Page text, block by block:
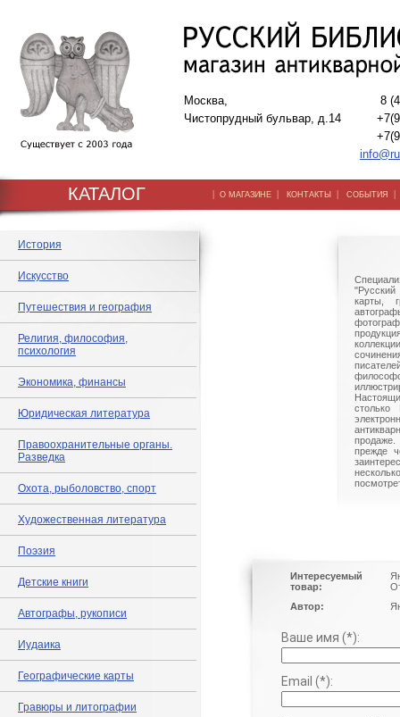
Москва,
Чистопрудный бульвар, д.14
8
КАТАЛОГ | О МАГАЗИНЕ | КОНТАКТЫ | СОБЫТИЯ
История
Искусство
Путешествия и география
Религия, философия,
психология
Экономика, финансы
Юридическая литература
Правоохранительные органы.
Разведка
Охота, рыболовство, спорт
Художественная литература
Поэзия
Детские книги
Автографы, рукописи
Иудаика
Географические карты
Гравюры и литографии
"Русский
карты,
столько
прежде
Интересуемый
товар:
Автор:
Ваше имя (*):
Email (*):